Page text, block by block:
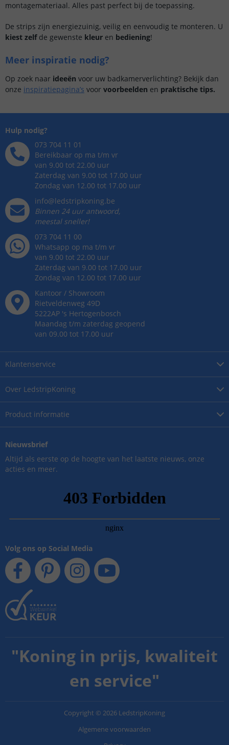
montagemateriaal. Alles past perfect bij de toepassing.
De strips zijn energiezuinig, veilig en eenvoudig te monteren. U
kiest zelfde gewenste kleur en bediening!
Meer inspiratie nodig?
Op zoek naar ideeën voor uw badkamerverlichting? Bekijk dan
onze inspiratiepagina’s voor voorbeelden en praktische tips.
Over LedstripKoning
Product informatie
Klantenservice
Hulp nodig?
073 704 11 01
Bereikbaar op ma t/m vr
van 9.00 tot 22.00 uur
Zaterdag van 9.00 tot 17.00 uur
Zondag van 12.00 tot 17.00 uur
info@ledstripkoning.be
Binnen 24 uur antwoord,
meestal sneller!
073 704 11 00
Whatsapp op ma t/m vr
van 9.00 tot 22.00 uur
Zaterdag van 9.00 tot 17.00 uur
Zondag van 12.00 tot 17.00 uur
Kantoor / Showroom
Rietveldenweg 49D
5222AP 's Hertogenbosch
Maandag t/m zaterdag geopend
van 09.00 tot 17.00 uur
Nieuwsbrief
Altijd als eerste op de hoogte van het laatste nieuws, onze
acties en meer.
Volg ons op Social Media
"Koning in prijs, kwaliteit
en service"
Copyright © 2026 LedstripKoning
Algemene voorwaarden